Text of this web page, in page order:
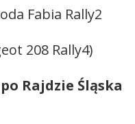
Fabia Rally2
208 Rally4)
Rajdzie Śląska